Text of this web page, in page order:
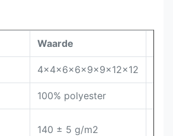
Waarde
4×4×6×6×9×9×12×12
100% polyester
140 ± 5 g/m2